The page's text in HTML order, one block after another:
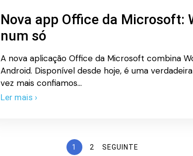
Nova app Office da Microsoft:
num só
A nova aplicação Office da Microsoft combina
Android. Disponível desde hoje, é uma
vez mais confiamos…
Ler mais ›
1 2 SEGUINTE